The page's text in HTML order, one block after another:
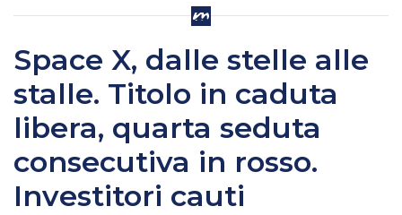
Space X, dalle stelle alle
stalle. Titolo in caduta
libera, quarta seduta
consecutiva in rosso.
Investitori cauti